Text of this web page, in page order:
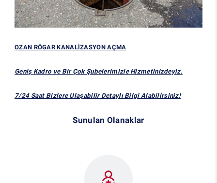
OZAN RÖGAR KANALİZASYON AÇMA
Geniş Kadro ve Bir Çok Şubelerimizle Hizmetinizdeyiz.
7/24 Saat Bizlere Ulaşabilir Detaylı Bilgi Alabilirsiniz!
Sunulan Olanaklar